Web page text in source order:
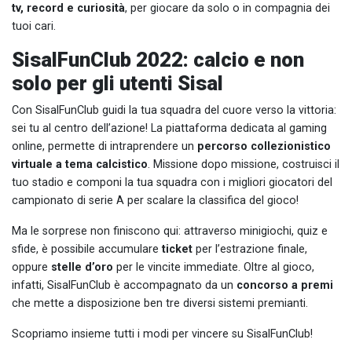
tv, record e curiosità, per giocare da solo o in compagnia dei
tuoi cari.
SisalFunClub 2022: calcio e non
solo per gli utenti Sisal
Con SisalFunClub guidi la tua squadra del cuore verso la vittoria:
sei tu al centro dell’azione! La piattaforma dedicata al gaming
online, permette di intraprendere un percorso collezionistico
virtuale a tema calcistico. Missione dopo missione, costruisci il
tuo stadio e componi la tua squadra con i migliori giocatori del
campionato di serie A per scalare la classifica del gioco!
Ma le sorprese non finiscono qui: attraverso minigiochi, quiz e
sfide, è possibile accumulareticket per l’estrazione finale,
oppure stelle d’oro per le vincite immediate. Oltre al gioco,
infatti, SisalFunClub è accompagnato da un concorso a premi
che mette a disposizione ben tre diversi sistemi premianti.
Scopriamo insieme tutti i modi per vincere su SisalFunClub!